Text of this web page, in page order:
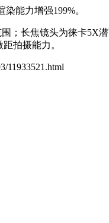
能力增强199%。
；长焦镜头为徕卡5X
拍摄能力。
11933521.html